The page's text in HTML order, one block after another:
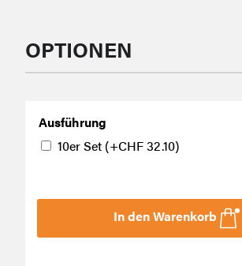
OPTIONEN
Ausführung
10er Set (+CHF32.10)
In den Warenkorb